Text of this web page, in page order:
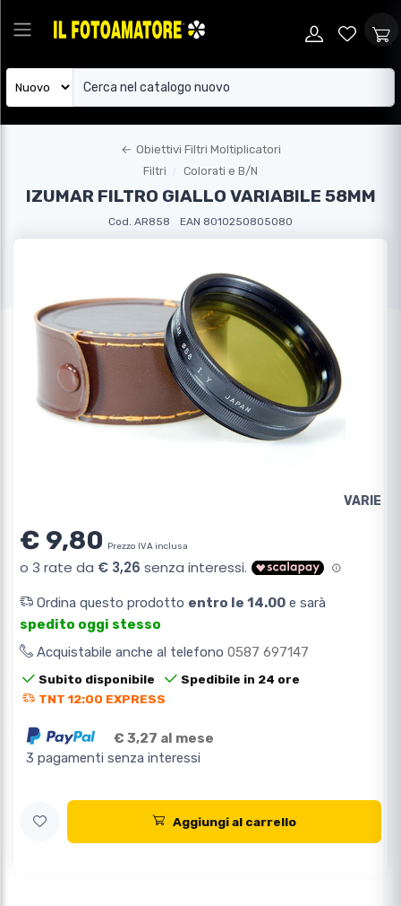
← Obiettivi Filtri Moltiplicatori
Filtri
Colorati e B/N
IZUMAR FILTRO GIALLO VARIABILE 58MM
Cod. AR858 EAN 8010250805080
VARIE
€ 9,80 Prezzo IVA inclusa
Ordina questo prodotto entro le 14.00 e sarà
spedito oggi stesso
Acquistabile anche al telefono 0587 697147
Subito disponibile
Spedibile in 24 ore
TNT 12:00 EXPRESS
€ 3,27 al mese
3 pagamenti senza interessi
Aggiungi al carrello